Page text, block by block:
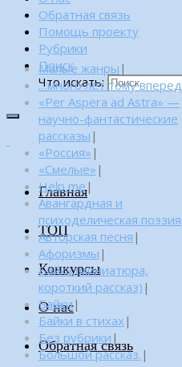
Обратная связь
Помощь проекту
Рубрики
Поиск
Что искать:
Главная
ТОП
Конкурсы
О нас
Обратная связь
Малые жанры |
…много лет тому вперед
«Per Aspera ad Astra» —
научно-фантастические
рассказы |
«Россия» |
«Смелые» |
Help me|
Авангардная и
психоделическая поэзия
Авторская песня |
Афоризмы |
Байка (миниатюра,
короткий рассказ) |
Байки|
Байки в стихах |
Без рубрики |
Большой рассказ. |